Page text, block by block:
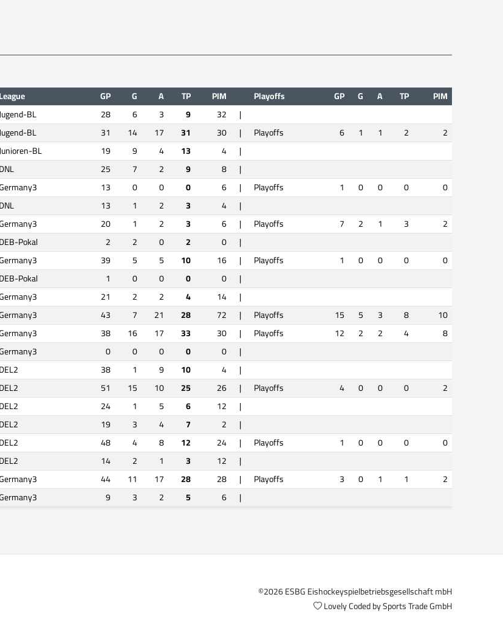
League GP G A TP PIM Playoffs GP G A TP
PIM
BL 28 6 3 9 32
|
BL 31 14 17 31 30 | Playoffs 6 1 1 2
2
BL 19 9 4 13 4
|
DNL 25 7 2 9 8
|
13 0 0 0 6 | Playoffs 1 0 0 0
0
DNL 13 1 2 3 4
|
20 1 2 3 6 | Playoffs 7 2 1 3
2
DEB-Pokal 2 2 0 2 0
|
39 5 5 10 16 | Playoffs 1 0 0 0
0
DEB-Pokal 1 0 0 0 0
|
21 2 2 4 14
|
43 7 21 28 72 | Playoffs 15 5 3 8
10
38 16 17 33 30 | Playoffs 12 2 2 4
8
0 0 0 0 0
|
DEL2 38 1 9 10 4
|
DEL2 51 15 10 25 26 | Playoffs 4 0 0 0
2
DEL2 24 1 5 6 12
|
DEL2 19 3 4 7 2
|
DEL2 48 4 8 12 24 | Playoffs 1 0 0 0
0
DEL2 14 2 1 3 12
|
44 11 17 28 28 | Playoffs 3 0 1 1
2
9 3 2 5 6
|
©2026 ESBG Eishockeyspielbetriebsgesellschaft mbH
Lovely Coded bySports Trade GmbH